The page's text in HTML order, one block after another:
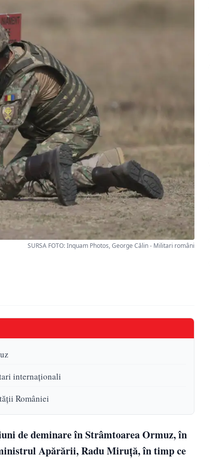
SURSA FOTO: Inquam Photos, George Călin - Militari români
internaționali
României
de deminare în Strâmtoarea Ormuz, în
Apărării, Radu Miruță, în timp ce